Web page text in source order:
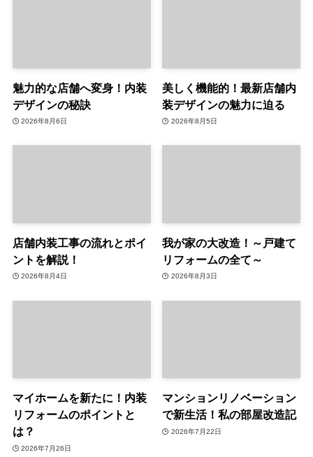
魅力的な店舗へ変身！内装
デザインの秘訣
2026年8月6日
美しく機能的！最新店舗内
装デザインの魅力に迫る
2026年8月5日
店舗内装工事の流れとポイ
ントを解説！
2026年8月4日
我が家の大改造！～戸建て
リフォームの全て～
2026年8月3日
マイホームを新たに！内装
リフォームのポイントと
は？
2026年7月26日
マンションリノベーション
で新生活！私の部屋改造記
2026年7月22日